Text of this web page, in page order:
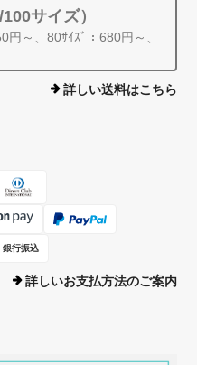
のバッグ、久方ぶりに手にし
縫製、肩紐のデザインやDカン
施されていて大満足の逸品でし
サイズ）
円～、80ｻｲｽﾞ：680円～、
詳しい送料はこちら
銀行振込
詳しいお支払方法のご案内